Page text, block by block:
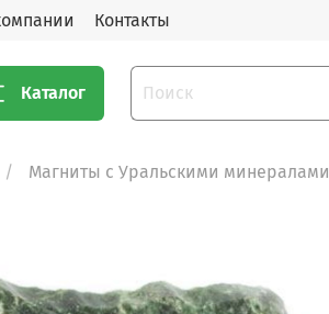
Контакты
Каталог
Магниты с Уральскими минералами